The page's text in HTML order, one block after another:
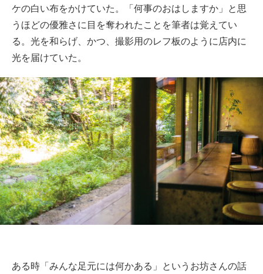
ケの白い布をかけていた。「何事のおはしますか」と思
うほどの優雅さに目を奪われたことを筆者は覚えてい
る。光を和らげ、かつ、撮影用のレフ板のように店内に
光を届けていた。
ある時「みんな足元には何かある」というお坊さんの話